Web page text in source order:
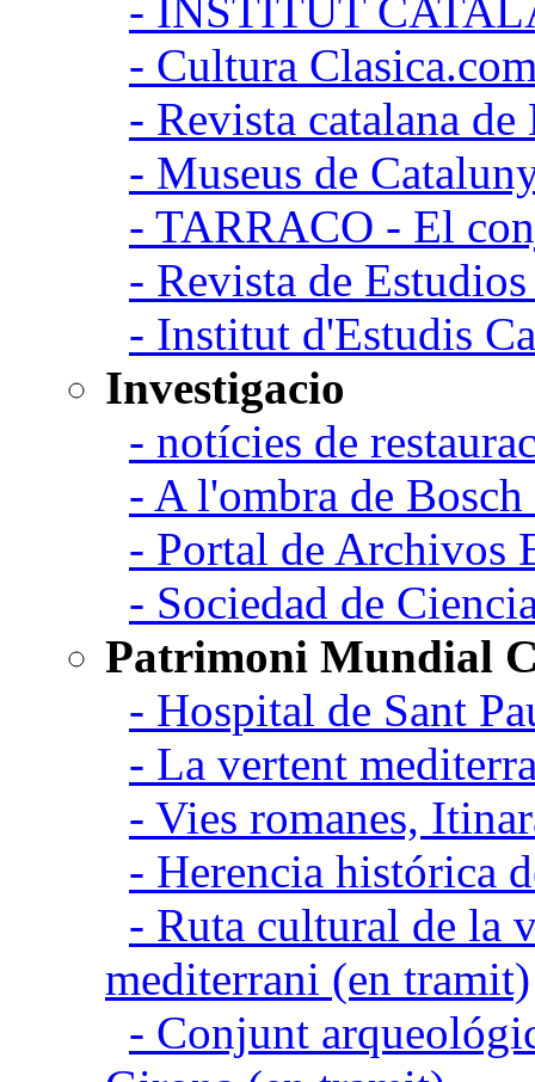
- INSTITUT
- Cultura
- Revista catalana
- Museus de
- TARRACO - El
- Revista de
- Institut d'Estudis
Investigacio
- notícies de
- A l'ombra de
- Portal de Archivos
- Sociedad de
Patrimoni Mundial
- Hospital de Sant
- La vertent
- Vies romanes,
- Herencia histórica
- Ruta cultural de la
mediterrani (en tramit)
- Conjunt